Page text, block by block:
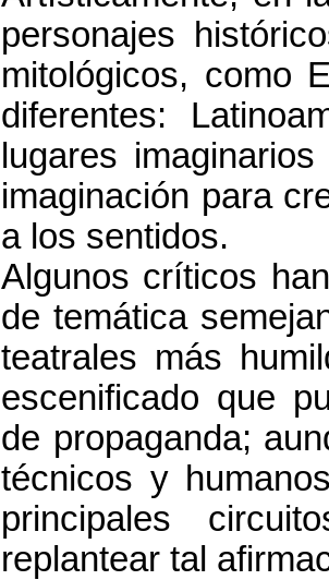
personajes
mitológicos, como
diferentes:
lugares
imaginación para
a los sentidos.
Algunos críticos
de temática
teatrales más
escenificado que
de propaganda;
técnicos y
principales
replantear tal